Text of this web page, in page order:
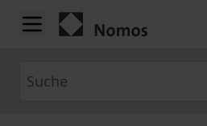
Zum Inhalt springen